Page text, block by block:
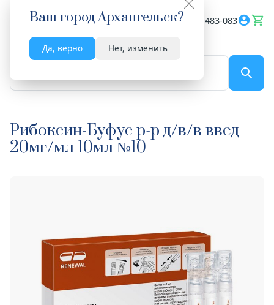
Ваш городАрхангельск?
Да, верно Нет, изменить
Весь сайт 8182 483-083
Рибоксин-Буфус р-р д/в/в введ
20мг/мл 10мл №10